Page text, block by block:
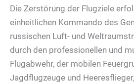
Die Zerstörung der Flugziele
einheitlichen Kommando des
russischen Luft- und
durch den professionellen und
Flugabwehr, der mobilen
Jagdflugzeuge und